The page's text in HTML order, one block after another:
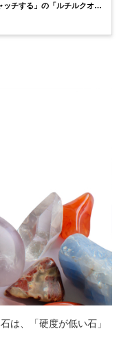
ッチする」の「ルチルクオー
は、「硬度が低い石」